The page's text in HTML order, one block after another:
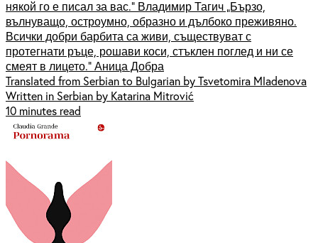
някой го е писал за вас.“ Владимир Тагич „Бързо,
вълнуващо, остроумно, образно и дълбоко преживяно.
Всички добри барбита са живи, съществуват с
протегнати ръце, рошави коси, стъклен поглед и ни се
смеят в лицето.“ Аница Добра
Translated from Serbian to Bulgarian by Tsvetomira Mladenova
Written in Serbian by Katarina Mitrović
10 minutes read